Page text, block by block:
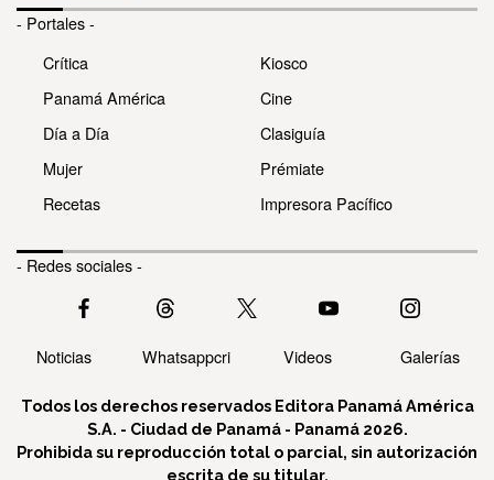
- Portales -
Crítica
Panamá América
Día a Día
Mujer
Recetas
Kiosco
Cine
Clasiguía
Prémiate
Impresora Pacífico
- Redes sociales -
Noticias Whatsappcri Videos Galerías
Todos los derechos reservados Editora Panamá América
S.A. - Ciudad de Panamá - Panamá 2026.
Prohibida su reproducción total o parcial, sin autorización
escrita de su titular.